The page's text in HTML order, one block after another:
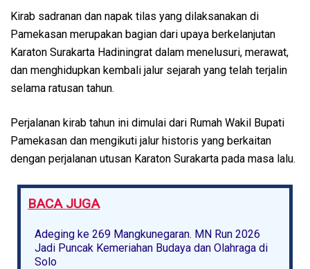
Kirab sadranan dan napak tilas yang dilaksanakan di
Pamekasan merupakan bagian dari upaya berkelanjutan
Karaton Surakarta Hadiningrat dalam menelusuri, merawat,
dan menghidupkan kembali jalur sejarah yang telah terjalin
selama ratusan tahun.
Perjalanan kirab tahun ini dimulai dari Rumah Wakil Bupati
Pamekasan dan mengikuti jalur historis yang berkaitan
dengan perjalanan utusan Karaton Surakarta pada masa lalu.
BACA JUGA
Adeging ke 269 Mangkunegaran. MN Run 2026
Jadi Puncak Kemeriahan Budaya dan Olahraga di
Solo